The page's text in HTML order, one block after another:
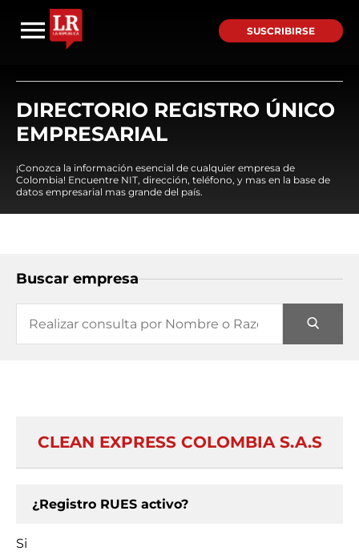
SUSCRIBIRSE
DIRECTORIO REGISTRO ÚNICO
EMPRESARIAL
¡Conozca la información esencial de cualquier empresa de
Colombia! Encuentre NIT, dirección, teléfono, y mas en la base de
datos empresarial mas grande del país.
Buscar empresa
CLEAN EXPRESS COLOMBIA S.A.S
¿Registro RUES activo?
Si